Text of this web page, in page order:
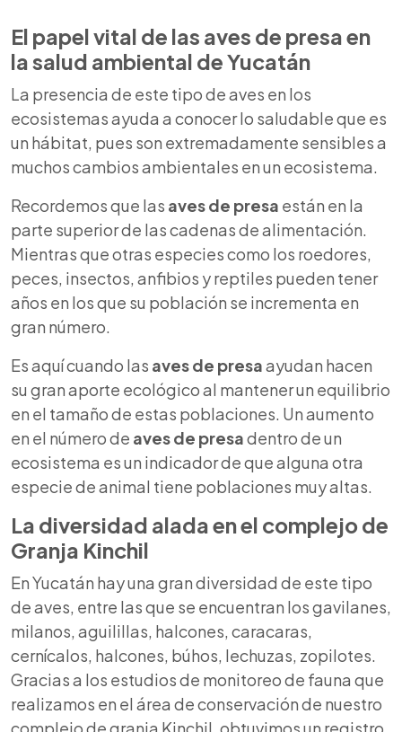
El papel vital de las aves de presaen
la salud ambiental de Yucatán
La presencia de este tipo de aves en los
ecosistemas ayuda a conocer lo saludable que es
un hábitat, pues son extremadamente sensibles a
muchos cambios ambientales en un ecosistema.
Recordemos que las aves de presa están en la
parte superior de las cadenas de alimentación.
Mientras que otras especies como los roedores,
peces, insectos, anfibios y reptiles pueden tener
años en los que su población se incrementa en
gran número.
Es aquí cuando las aves de presaayudan hacen
su gran aporte ecológico al mantener un equilibrio
en el tamaño de estas poblaciones. Un aumento
en el número de aves de presadentro de un
ecosistema es un indicador de que alguna otra
especie de animal tiene poblaciones muy altas.
La diversidad alada en el complejo de
Granja Kinchil
En Yucatán hay una gran diversidad de este tipo
de aves, entre las que se encuentran los gavilanes,
milanos, aguilillas, halcones, caracaras,
cernícalos, halcones, búhos, lechuzas, zopilotes.
Gracias a los estudios de monitoreo de fauna que
realizamos en el área de conservación de nuestro